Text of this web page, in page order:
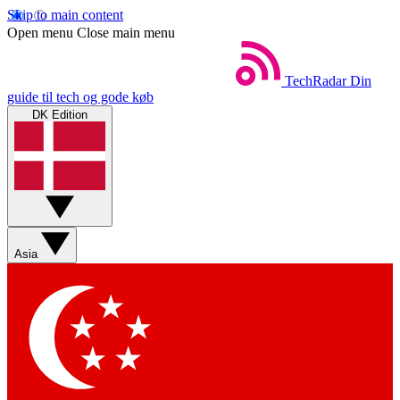
Skip to main content
Open menu Close main menu
TechRadar Din
guide til tech og gode køb
DK Edition
Asia